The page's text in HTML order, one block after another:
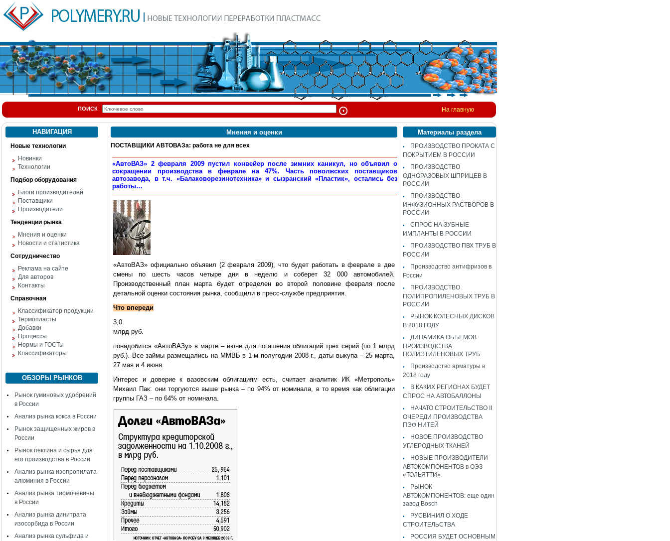
ПОИСК На главную
НАВИГАЦИЯ
Новые технологии
Новинки
Технологии
Подбор оборудования
Блоги производителей
Поставщики
Производители
Тенденции рынка
Мнения и оценки
Новости и статистика
Сотрудничество
Реклама на сайте
Для авторов
Контакты
Справочная
Классификатор продукции
Термопласты
Добавки
Процессы
Нормы и ГОСТы
Классификаторы
ОБЗОРЫ РЫНКОВ
Рынок гуминовых удобрений
в России
Анализ рынка кокса в России
Рынок защищенных жиров в
России
Рынок пектина и сырья для
его производства в России
Анализ рынка изопропилата
алюминия в России
Анализ рынка тиомочевины
в России
Анализ рынка динитрата
изосорбида в России
Анализ рынка сульфида и
Мнения и оценки
ПОСТАВЩИКИ АВТОВАЗа: работа не для всех
«АвтоВАЗ» 2 февраля 2009 пустил конвейер после зимних каникул, но объявил о
сокращении производства в феврале на 47%. Часть поволжских поставщиков
автозавода, в т.ч. «Балаковорезинотехника» и сызранский «Пластик», остались без
работы…
«АвтоВАЗ» официально объявил (2 февраля 2009), что будет работать в феврале в две
смены по шесть часов четыре дня в неделю и соберет 32 000 автомобилей.
Производственный план марта будет определен во второй половине февраля после
детальной оценки состояния рынка, сообщили в пресс-службе предприятия.
Что впереди
3,0
млрд руб.
понадобится «АвтоВАЗу» в марте – июне для погашения облигаций трех серий (по 1 млрд
руб.). Все займы размещались на ММВБ в 1-м полугодии 2008 г., даты выкупа – 25 марта,
27 мая и 4 июня.
Интерес и доверие к вазовским облигациям есть, считает аналитик ИК «Метрополь»
Михаил Пак: они торгуются выше рынка – по 94% от номинала, в то время как облигации
группы ГАЗ – по 64% от номинала.
Материалы раздела
ПРОИЗВОДСТВО ПРОКАТА С
ПОКРЫТИЕМ В РОССИИ
ПРОИЗВОДСТВО
ОДНОРАЗОВЫХ ШПРИЦЕВ В
РОССИИ
ПРОИЗВОДСТВО
ИНФУЗИОННЫХ РАСТВОРОВ В
РОССИИ
СПРОС НА ЗУБНЫЕ
ИМПЛАНТЫ В РОССИИ
ПРОИЗВОДСТВО ПВХ ТРУБ В
РОССИИ
Производство антифризов в
России
ПРОИЗВОДСТВО
ПОЛИПРОПИЛЕНОВЫХ ТРУБ В
РОССИИ
РЫНОК КОЛЕСНЫХ ДИСКОВ
В 2018 ГОДУ
ДИНАМИКА ОБЪЕМОВ
ПРОИЗВОДСТВА
ПОЛИЭТИЛЕНОВЫХ ТРУБ
Производство арматуры в
2018 году
В КАКИХ РЕГИОНАХ БУДЕТ
СПРОС НА АВТОБАЛЛОНЫ
НАЧАТО СТРОИТЕЛЬСТВО II
ОЧЕРЕДИ ПРОИЗВОДСТВА
ПЭФ НИТЕЙ
НОВОЕ ПРОИЗВОДСТВО
УГЛЕРОДНЫХ ТКАНЕЙ
НОВЫЕ ПРОИЗВОДИТЕЛИ
АВТОКОМПОНЕНТОВ в ОЭЗ
«ТОЛЬЯТТИ»
РЫНОК
АВТОКОМПОНЕНТОВ: еще один
завод Bosch
РУСВИНИЛ О ХОДЕ
СТРОИТЕЛЬСТВА
РОССИЯ БУДЕТ ОСНОВНЫМ